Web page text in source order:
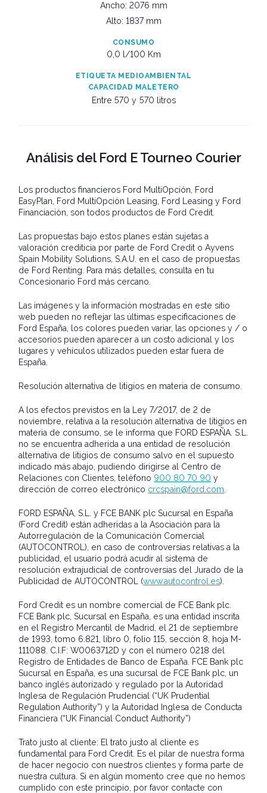
Ancho: 2076 mm
Alto: 1837 mm
CONSUMO
0,0 l/100 Km
ETIQUETA MEDIOAMBIENTAL
CAPACIDAD MALETERO
Entre 570 y 570 litros
Análisis del Ford E Tourneo Courier
Los productos financieros Ford MultiOpción, Ford
EasyPlan, Ford MultiOpción Leasing, Ford Leasing y Ford
Financiación, son todos productos de Ford Credit.
Las propuestas bajo estos planes están sujetas a
valoración crediticia por parte de Ford Credit o Ayvens
Spain Mobility Solutions, S.A.U. en el caso de propuestas
de Ford Renting. Para más detalles, consulta en tu
Concesionario Ford más cercano.
Las imágenes y la información mostradas en este sitio
web pueden no reflejar las últimas especificaciones de
Ford España, los colores pueden variar, las opciones y / o
accesorios pueden aparecer a un costo adicional y los
lugares y vehículos utilizados pueden estar fuera de
España.
Resolución alternativa de litigios en materia de consumo.
A los efectos previstos en la Ley 7/2017, de 2 de
noviembre, relativa a la resolución alternativa de litigios en
materia de consumo, se le informa que FORD ESPAÑA. S.L.
no se encuentra adherida a una entidad de resolución
alternativa de litigios de consumo salvo en el supuesto
indicado más abajo, pudiendo dirigirse al Centro de
Relaciones con Clientes, teléfono 900 80 70 90 y
dirección de correo electrónico crcspain@ford.com
FORD ESPAÑA, S.L. y FCE BANK plc Sucursal en España
(Ford Credit) están adheridas a la Asociación para la
Autorregulación de la Comunicación Comercial
(AUTOCONTROL), en caso de controversias relativas a la
publicidad, el usuario podrá acudir al sistema de
resolución extrajudicial de controversias del Jurado de la
Publicidad de AUTOCONTROL (www.autocontrol.es).
Ford Credit es un nombre comercial de FCE Bank plc.
FCE Bank plc, Sucursal en España, es una entidad inscrita
en el Registro Mercantil de Madrid, el 21 de septiembre
de 1993, tomo 6.821, libro 0, folio 115, sección 8, hoja M-
111088. C.I.F: W0063712D y con el número 0218 del
Registro de Entidades de Banco de España. FCE Bank plc
Sucursal en España, es una sucursal de FCE Bank plc, un
banco inglés autorizado y regulado por la Autoridad
Inglesa de Regulación Prudencial (“UK Prudential
Regulation Authority”) y la Autoridad Inglesa de Conducta
Financiera (“UK Financial Conduct Authority”)
Trato justo al cliente: El trato justo al cliente es
fundamental para Ford Credit. Es el pilar de nuestra forma
de hacer negocio con nuestros clientes y forma parte de
nuestra cultura. Si en algún momento cree que no hemos
cumplido con este principio, por favor contacte con